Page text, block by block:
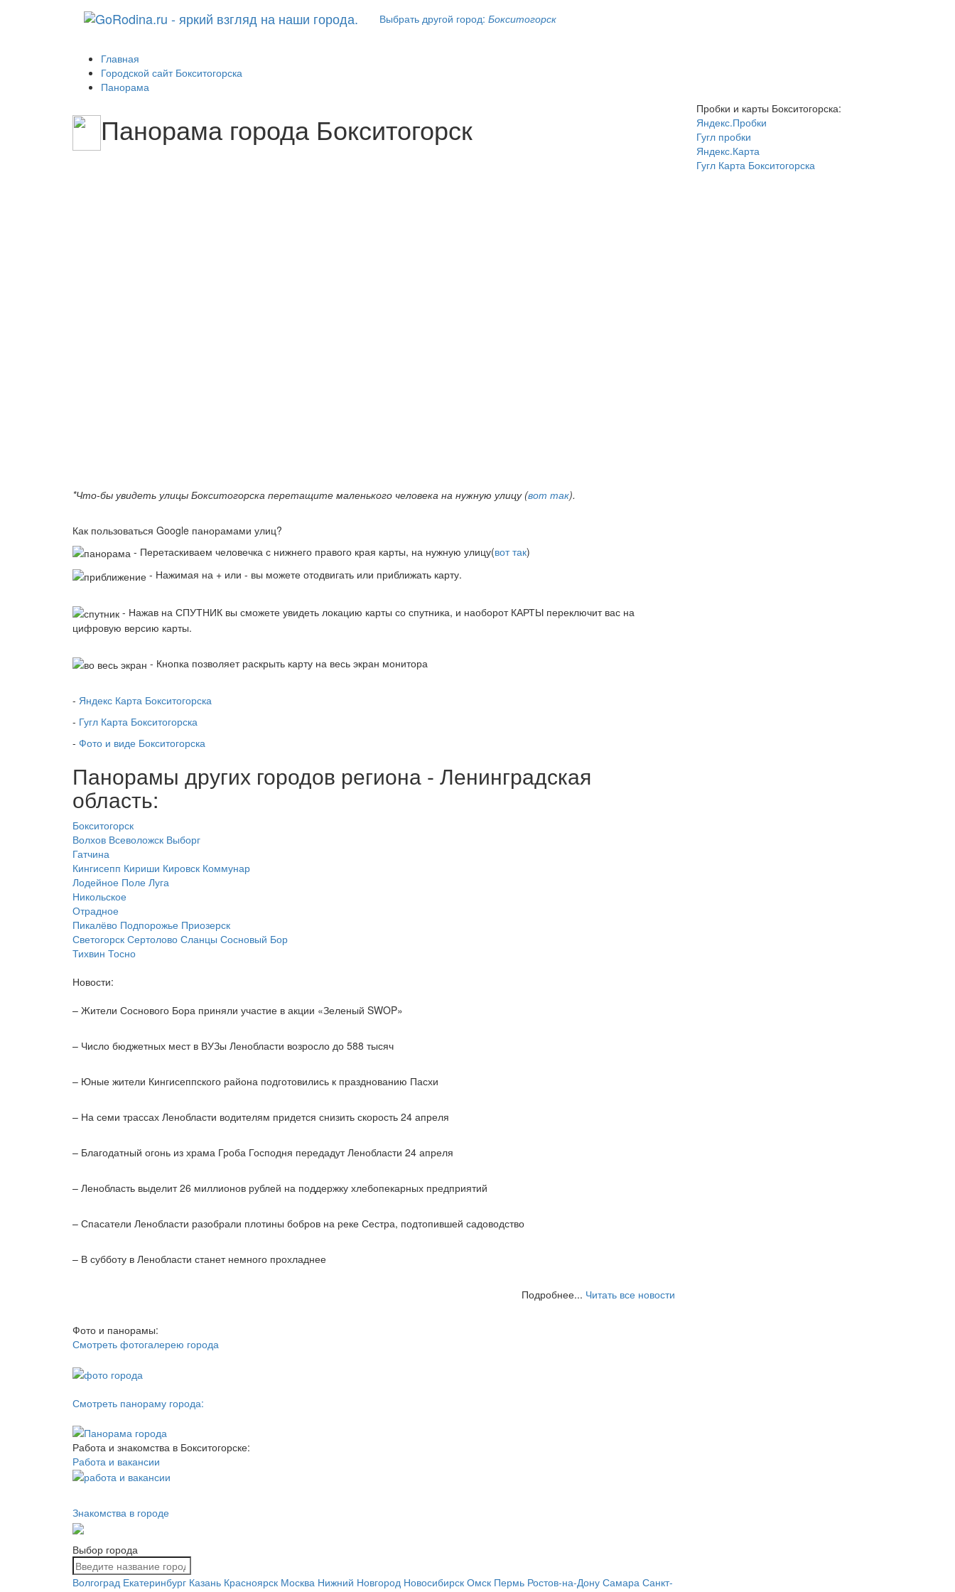
Выбрать другой город: Бокситогорск
Главная
Городской сайт Бокситогорска
Панорама
Панорама города Бокситогорск
*Что-бы увидеть улицы Бокситогорска перетащите маленького человека на нужную улицу (вот так).
Как пользоваться Google панорамами улиц?
- Перетаскиваем человечка с нижнего правого края карты, на нужную улицу(вот так)
- Нажимая на + или - вы можете отодвигать или приближать карту.
- Нажав на СПУТНИК вы сможете увидеть локацию карты со спутника, и наоборот КАРТЫ переключит вас на
цифровую версию карты.
- Кнопка позволяет раскрыть карту на весь экран монитора
- Яндекс Карта Бокситогорска
- Гугл Карта Бокситогорска
- Фото и виде Бокситогорска
Панорамы других городов региона - Ленинградская
область:
Бокситогорск
Волхов Всеволожск Выборг
Гатчина
Кингисепп Кириши Кировск Коммунар
Лодейное Поле Луга
Никольское
Отрадное
Пикалёво Подпорожье Приозерск
Светогорск Сертолово Сланцы Сосновый Бор
Тихвин Тосно
Новости:
– Жители Соснового Бора приняли участие в акции «Зеленый SWOP»
– Число бюджетных мест в ВУЗы Ленобласти возросло до 588 тысяч
– Юные жители Кингисеппского района подготовились к празднованию Пасхи
– На семи трассах Ленобласти водителям придется снизить скорость 24 апреля
– Благодатный огонь из храма Гроба Господня передадут Ленобласти 24 апреля
– Ленобласть выделит 26 миллионов рублей на поддержку хлебопекарных предприятий
– Спасатели Ленобласти разобрали плотины бобров на реке Сестра, подтопившей садоводство
– В субботу в Ленобласти станет немного прохладнее
Подробнее... Читать все новости
Фото и панорамы:
Смотреть фотогалерею города
Смотреть панораму города:
Работа и знакомства в Бокситогорске:
Работа и вакансии
Знакомства в городе
Выбор города
Волгоград Екатеринбург Казань Красноярск Москва Нижний Новгород Новосибирск Омск Пермь Ростов-на-Дону Самара Санкт-
Пробки и карты Бокситогорска:
Яндекс.Пробки
Гугл пробки
Яндекс.Карта
Гугл Карта Бокситогорска